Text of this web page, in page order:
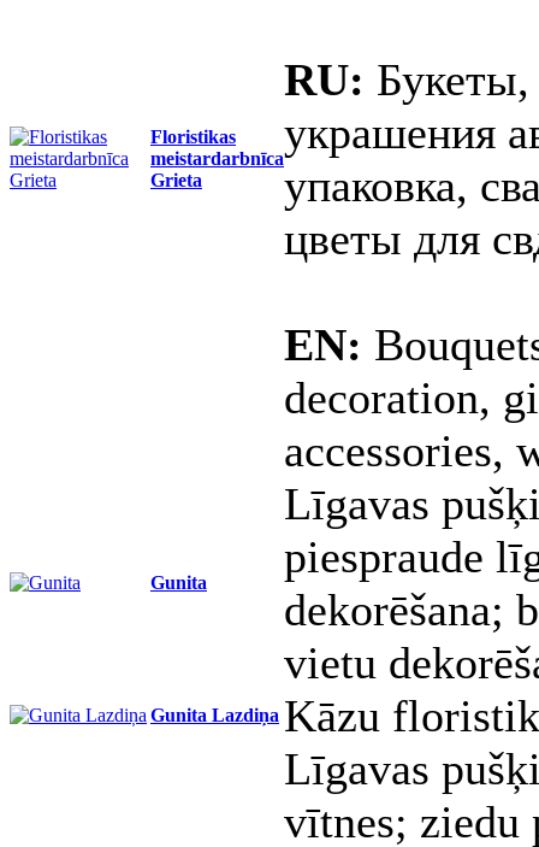
Floristikas
meistardarbnīca
Grieta
RU:
украшения
упаковка,
цветы для
EN:
decoration,
accessories,
Gunita
Līgavas
piespraude
dekorēšana;
vietu
Gunita Lazdiņa Kāzu
Līgavas
vītnes; ziedu